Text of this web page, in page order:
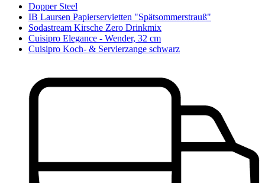
Dopper Steel
IB Laursen Papierservietten "Spätsommerstrauß"
Sodastream Kirsche Zero Drinkmix
Cuisipro Elegance - Wender, 32 cm
Cuisipro Koch- & Servierzange schwarz